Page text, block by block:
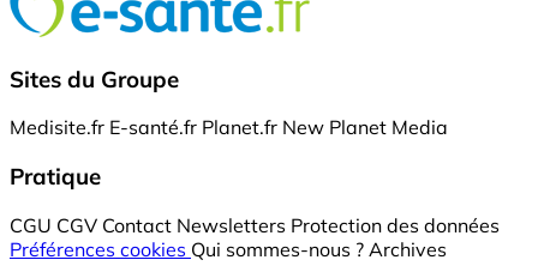
Sites du Groupe
Medisite.fr E-santé.fr Planet.fr New Planet Media
Pratique
CGU CGV Contact Newsletters Protection des données
Préférences cookies Qui sommes-nous ? Archives